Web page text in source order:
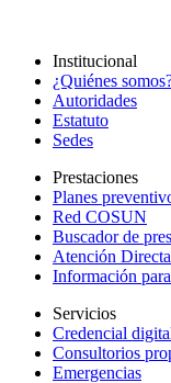
Institucional
¿Quiénes
Autoridades
Estatuto
Sedes
Prestaciones
Planes
Red COSUN
Buscador de
Atención Directa
Información
Servicios
Credencial
Consultorios
Emergencias